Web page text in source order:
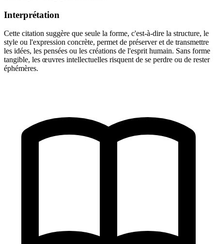
Interprétation
Cette citation suggère que seule la forme, c'est-à-dire la structure, le
style ou l'expression concrète, permet de préserver et de transmettre
les idées, les pensées ou les créations de l'esprit humain. Sans forme
tangible, les œuvres intellectuelles risquent de se perdre ou de rester
éphémères.